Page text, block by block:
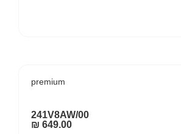
premium
241V8AW/00
649.00
₪